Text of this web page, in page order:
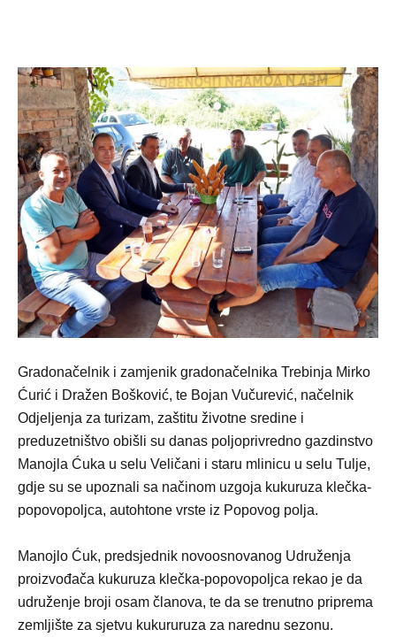
Gradonačelnik i zamjenik gradonačelnika Trebinja Mirko
Ćurić i Dražen Bošković, te Bojan Vučurević, načelnik
Odjeljenja za turizam, zaštitu životne sredine i
preduzetništvo obišli su danas poljoprivredno gazdinstvo
Manojla Ćuka u selu Veličani i staru mlinicu u selu Tulje,
gdje su se upoznali sa načinom uzgoja kukuruza klečka-
popovopoljca, autohtone vrste iz Popovog polja.
Manojlo Ćuk, predsjednik novoosnovanog Udruženja
proizvođača kukuruza klečka-popovopoljca rekao je da
udruženje broji osam članova, te da se trenutno priprema
zemljište za sjetvu kukururuza za narednu sezonu.